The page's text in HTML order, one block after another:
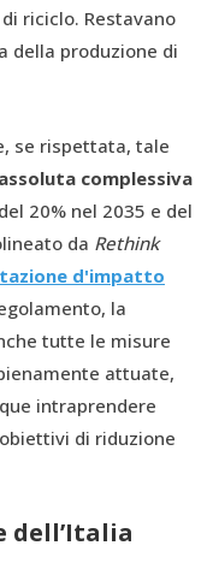
riciclo. Restavano
della produzione di
se rispettata, tale
complessiva
20% nel 2035 e del
da Rethink
d'impatto
la
tutte le misure
attuate,
intraprendere
di riduzione
dell’Italia